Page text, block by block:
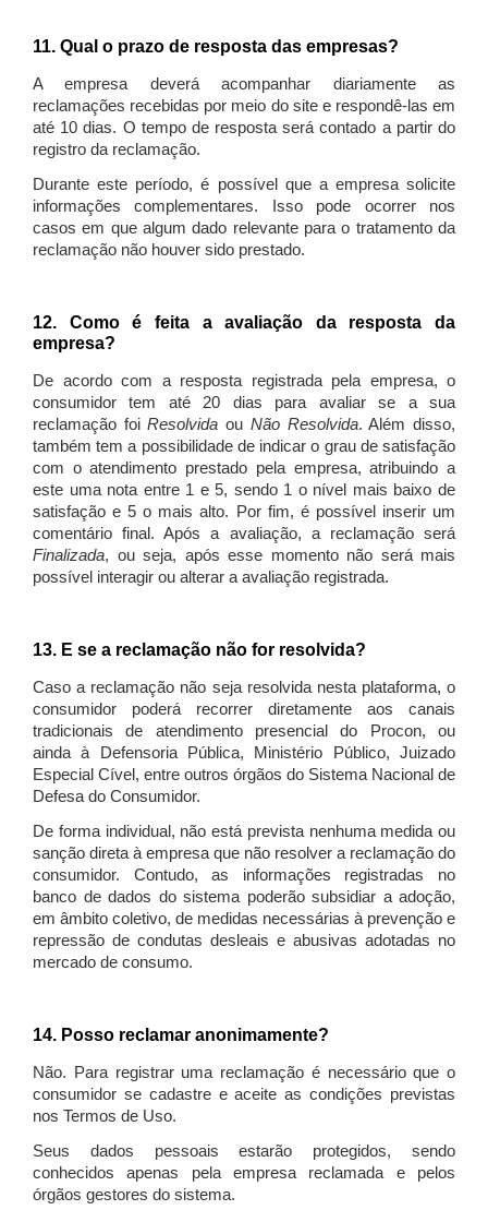
11. Qual o prazo de resposta das empresas?
A empresa deverá acompanhar diariamente as
reclamações recebidas por meio do site e respondê-las em
até 10 dias. O tempo de resposta será contado a partir do
registro da reclamação.
Durante este período, é possível que a empresa solicite
informações complementares. Isso pode ocorrer nos
casos em que algum dado relevante para o tratamento da
reclamação não houver sido prestado.
12. Como é feita a avaliação da resposta da
empresa?
De acordo com a resposta registrada pela empresa, o
consumidor tem até 20 dias para avaliar se a sua
reclamação foiResolvida ou Não Resolvida. Além disso,
também tem a possibilidade de indicar o grau de satisfação
com o atendimento prestado pela empresa, atribuindo a
este uma nota entre 1 e 5, sendo 1 o nível mais baixo de
satisfação e 5 o mais alto. Por fim, é possível inserir um
comentário final. Após a avaliação, a reclamação será
Finalizada, ou seja, após esse momento não será mais
possível interagir ou alterar a avaliação registrada.
13. E se a reclamação não for resolvida?
Caso a reclamação não seja resolvida nesta plataforma, o
consumidor poderá recorrer diretamente aos canais
tradicionais de atendimento presencial do Procon, ou
ainda à Defensoria Pública, Ministério Público, Juizado
Especial Cível, entre outros órgãos do Sistema Nacional de
Defesa do Consumidor.
De forma individual, não está prevista nenhuma medida ou
sanção direta à empresa que não resolver a reclamação do
consumidor. Contudo, as informações registradas no
banco de dados do sistema poderão subsidiar a adoção,
em âmbito coletivo, de medidas necessárias à prevenção e
repressão de condutas desleais e abusivas adotadas no
mercado de consumo.
14. Posso reclamar anonimamente?
Não. Para registrar uma reclamação é necessário que o
consumidor se cadastre e aceite as condições previstas
nos Termos de Uso.
Seus dados pessoais estarão protegidos, sendo
conhecidos apenas pela empresa reclamada e pelos
órgãos gestores do sistema.